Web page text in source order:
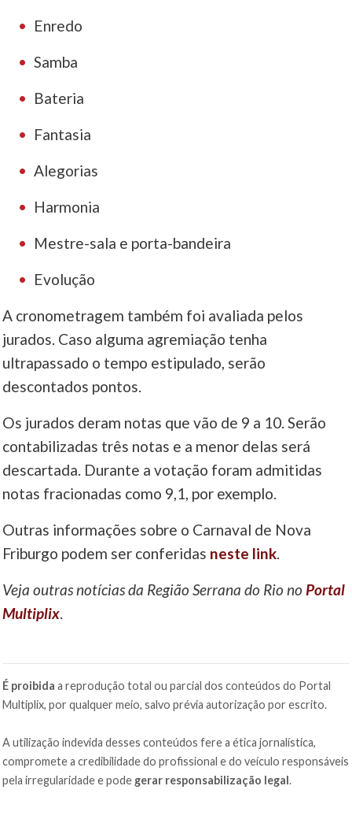
Enredo
Samba
Bateria
Fantasia
Alegorias
Harmonia
Mestre-sala e porta-bandeira
Evolução
A cronometragem também foi avaliada pelos
jurados. Caso alguma agremiação tenha
ultrapassado o tempo estipulado, serão
descontados pontos.
Os jurados deram notas que vão de 9 a 10. Serão
contabilizadas três notas e a menor delas será
descartada. Durante a votação foram admitidas
notas fracionadas como 9,1, por exemplo.
Outras informações sobre o Carnaval de Nova
Friburgo podem ser conferidas neste link.
Veja outras notícias da Região Serrana do Rio no Portal
Multiplix.
É proibida a reprodução total ou parcial dos conteúdos do Portal
Multiplix, por qualquer meio, salvo prévia autorização por escrito.
A utilização indevida desses conteúdos fere a ética jornalística,
compromete a credibilidade do profissional e do veículo responsáveis
pela irregularidade e pode gerar responsabilização legal.